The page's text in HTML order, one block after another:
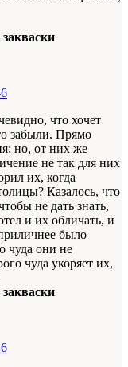
что хочет
забыли. Прямо
но, от них же
не так для них
их, когда
Казалось, что
не дать знать,
и их обличать, и
было
чуда они не
чуда укоряет их,